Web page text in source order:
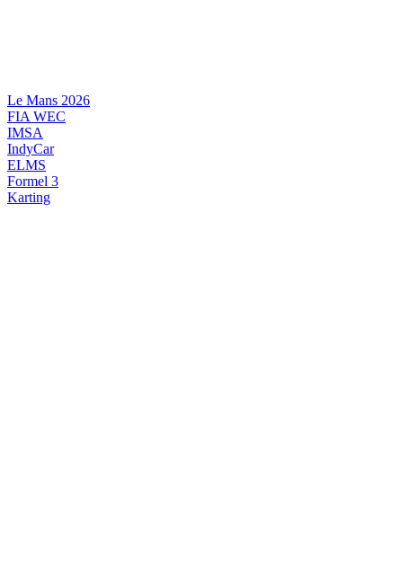
Le Mans 2026
FIA WEC
IMSA
IndyCar
ELMS
Formel 3
Karting